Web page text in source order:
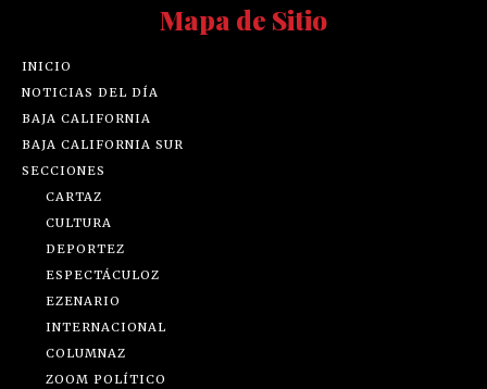
Mapa de Sitio
INICIO
NOTICIAS DEL DÍA
BAJA CALIFORNIA
BAJA CALIFORNIA SUR
SECCIONES
CARTAZ
CULTURA
DEPORTEZ
ESPECTÁCULOZ
EZENARIO
INTERNACIONAL
COLUMNAZ
ZOOM POLÍTICO